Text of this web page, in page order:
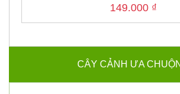
149.000 ₫
CÂY CẢNH ƯA